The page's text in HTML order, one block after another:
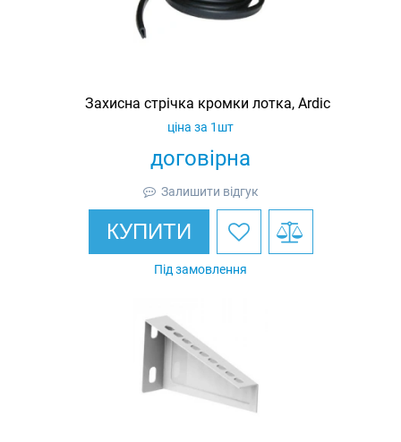
Захисна стрічка кромки лотка, Ardic
договірна
ціна за 1шт
Залишити відгук
КУПИТИ
Під замовлення